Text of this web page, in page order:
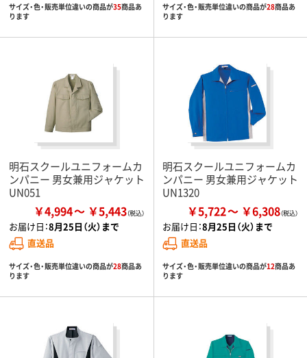
サイズ・色・販売単位違いの商品が35商品あ
ります
サイズ・色・販売単位違いの商品が28商品あ
ります
明石スクールユニフォームカ
ンパニー 男女兼用ジャケット
UN051
￥4,994 ￥5,443
お届け日：8月25日（火）まで
直送品
サイズ・色・販売単位違いの商品が28商品あ
ります
明石スクールユニフォームカ
ンパニー 男女兼用ジャケット
UN1320
￥5,722 ￥6,308
お届け日：8月25日（火）まで
直送品
サイズ・色・販売単位違いの商品が12商品あ
ります